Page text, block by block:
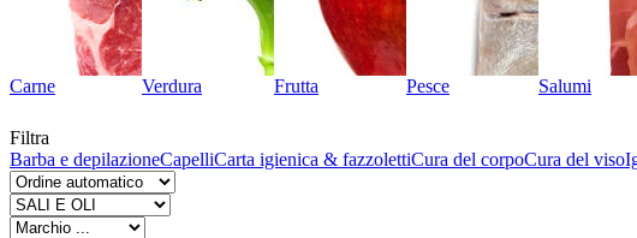
Carne Verdura Frutta Pesce Salumi
Filtra
Barba e depilazioneCapelliCarta igienica & fazzolettiCura del corpoCura del viso